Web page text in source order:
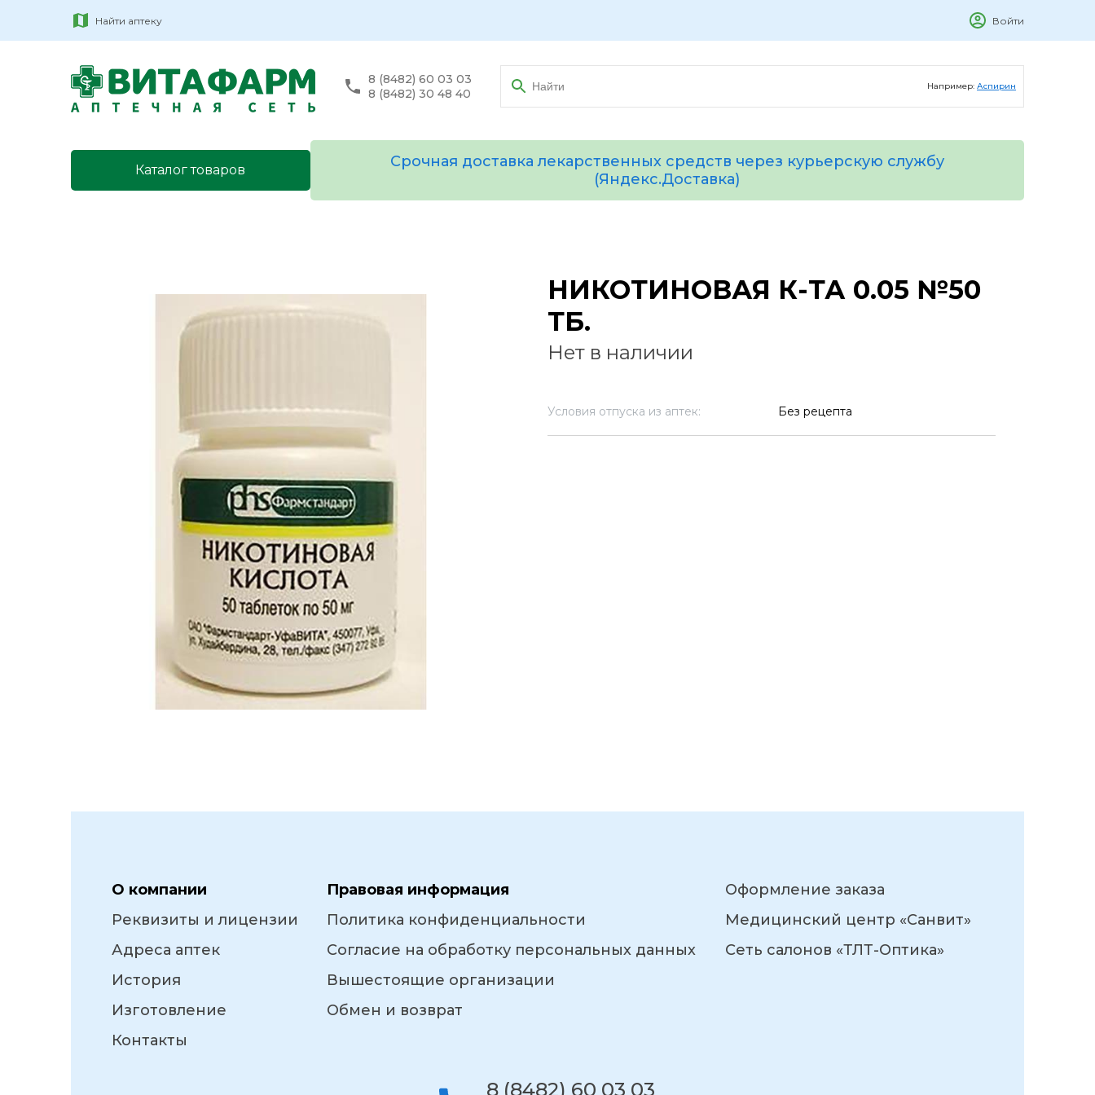
Найти аптеку Войти
8 (8482) 60 03 03
8 (8482) 30 48 40
Например: Аспирин
Каталог товаров
Срочная доставка лекарственных средств через курьерскую службу
(Яндекс.Доставка)
НИКОТИНОВАЯ К-ТА 0.05 №50
ТБ.
Нет в наличии
Условия отпуска из аптек: Без рецепта
О компании
Реквизиты и лицензии
Адреса аптек
История
Изготовление
Контакты
Правовая информация
Политика конфиденциальности
Согласие на обработку персональных данных
Вышестоящие организации
Обмен и возврат
Оформление заказа
Медицинский центр «Санвит»
Сеть салонов «ТЛТ-Оптика»
8 (8482) 60 03 03